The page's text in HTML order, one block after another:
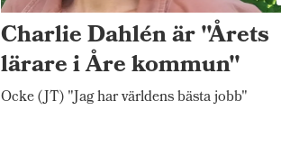
Charlie Dahlén är "Årets
lärare i Åre kommun"
Ocke (JT) "Jag har världens bästa jobb"